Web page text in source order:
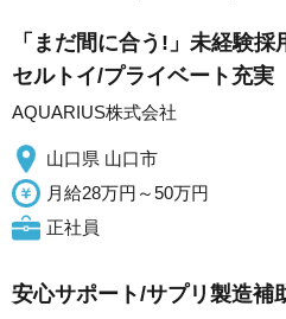
「まだ間に合う!」未経験
セルトイ/プライベート充実
AQUARIUS株式会社
山口県 山口市
月給28万円～50万円
正社員
安心サポート/サプリ製造補